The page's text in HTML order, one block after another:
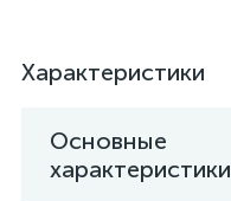
Характеристики
Основные
характеристики